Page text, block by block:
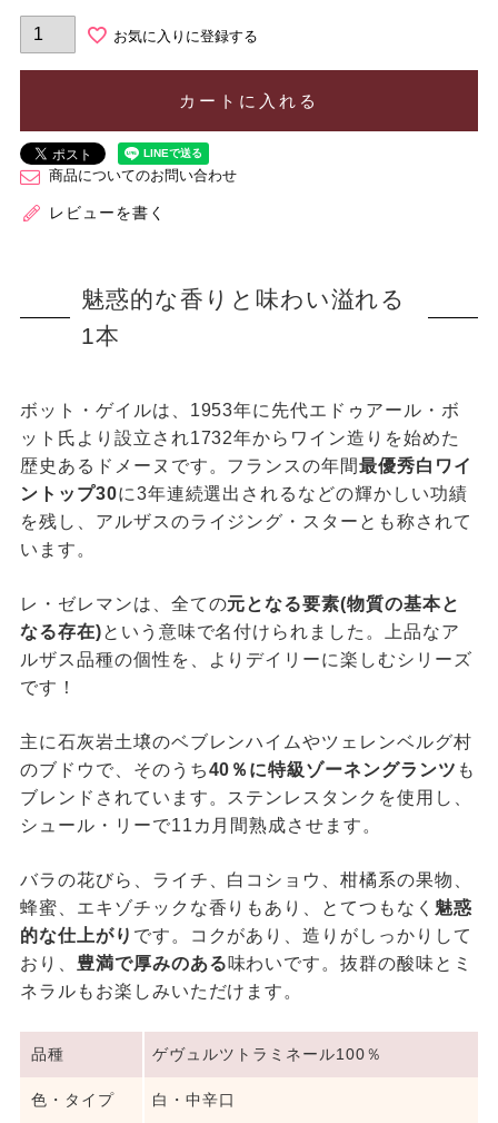
お気に入りに登録する
カートに入れる
商品についてのお問い合わせ
レビューを書く
魅惑的な香りと味わい溢れる
1本
ボット・ゲイルは、1953年に先代エドゥアール・ボ
ット氏より設立され1732年からワイン造りを始めた
歴史あるドメーヌです。フランスの年間最優秀白ワイ
ントップ30に3年連続選出されるなどの輝かしい功績
を残し、アルザスのライジング・スターとも称されて
います。
レ・ゼレマンは、全ての元となる要素(物質の基本と
なる存在)という意味で名付けられました。上品なア
ルザス品種の個性を、よりデイリーに楽しむシリーズ
です！
主に石灰岩土壌のベブレンハイムやツェレンベルグ村
のブドウで、そのうち40％に特級ゾーネングランツ も
ブレンドされています。ステンレスタンクを使用し、
シュール・リーで11カ月間熟成させます。
バラの花びら、ライチ、白コショウ、柑橘系の果物、
蜂蜜、エキゾチックな香りもあり、とてつもなく 魅惑
的な仕上がり です。コクがあり、造りがしっかりして
おり、 豊満で厚みのある味わいです。抜群の酸味とミ
ネラルもお楽しみいただけます。
品種 ゲヴュルツトラミネール100％
色・タイプ 白・中辛口